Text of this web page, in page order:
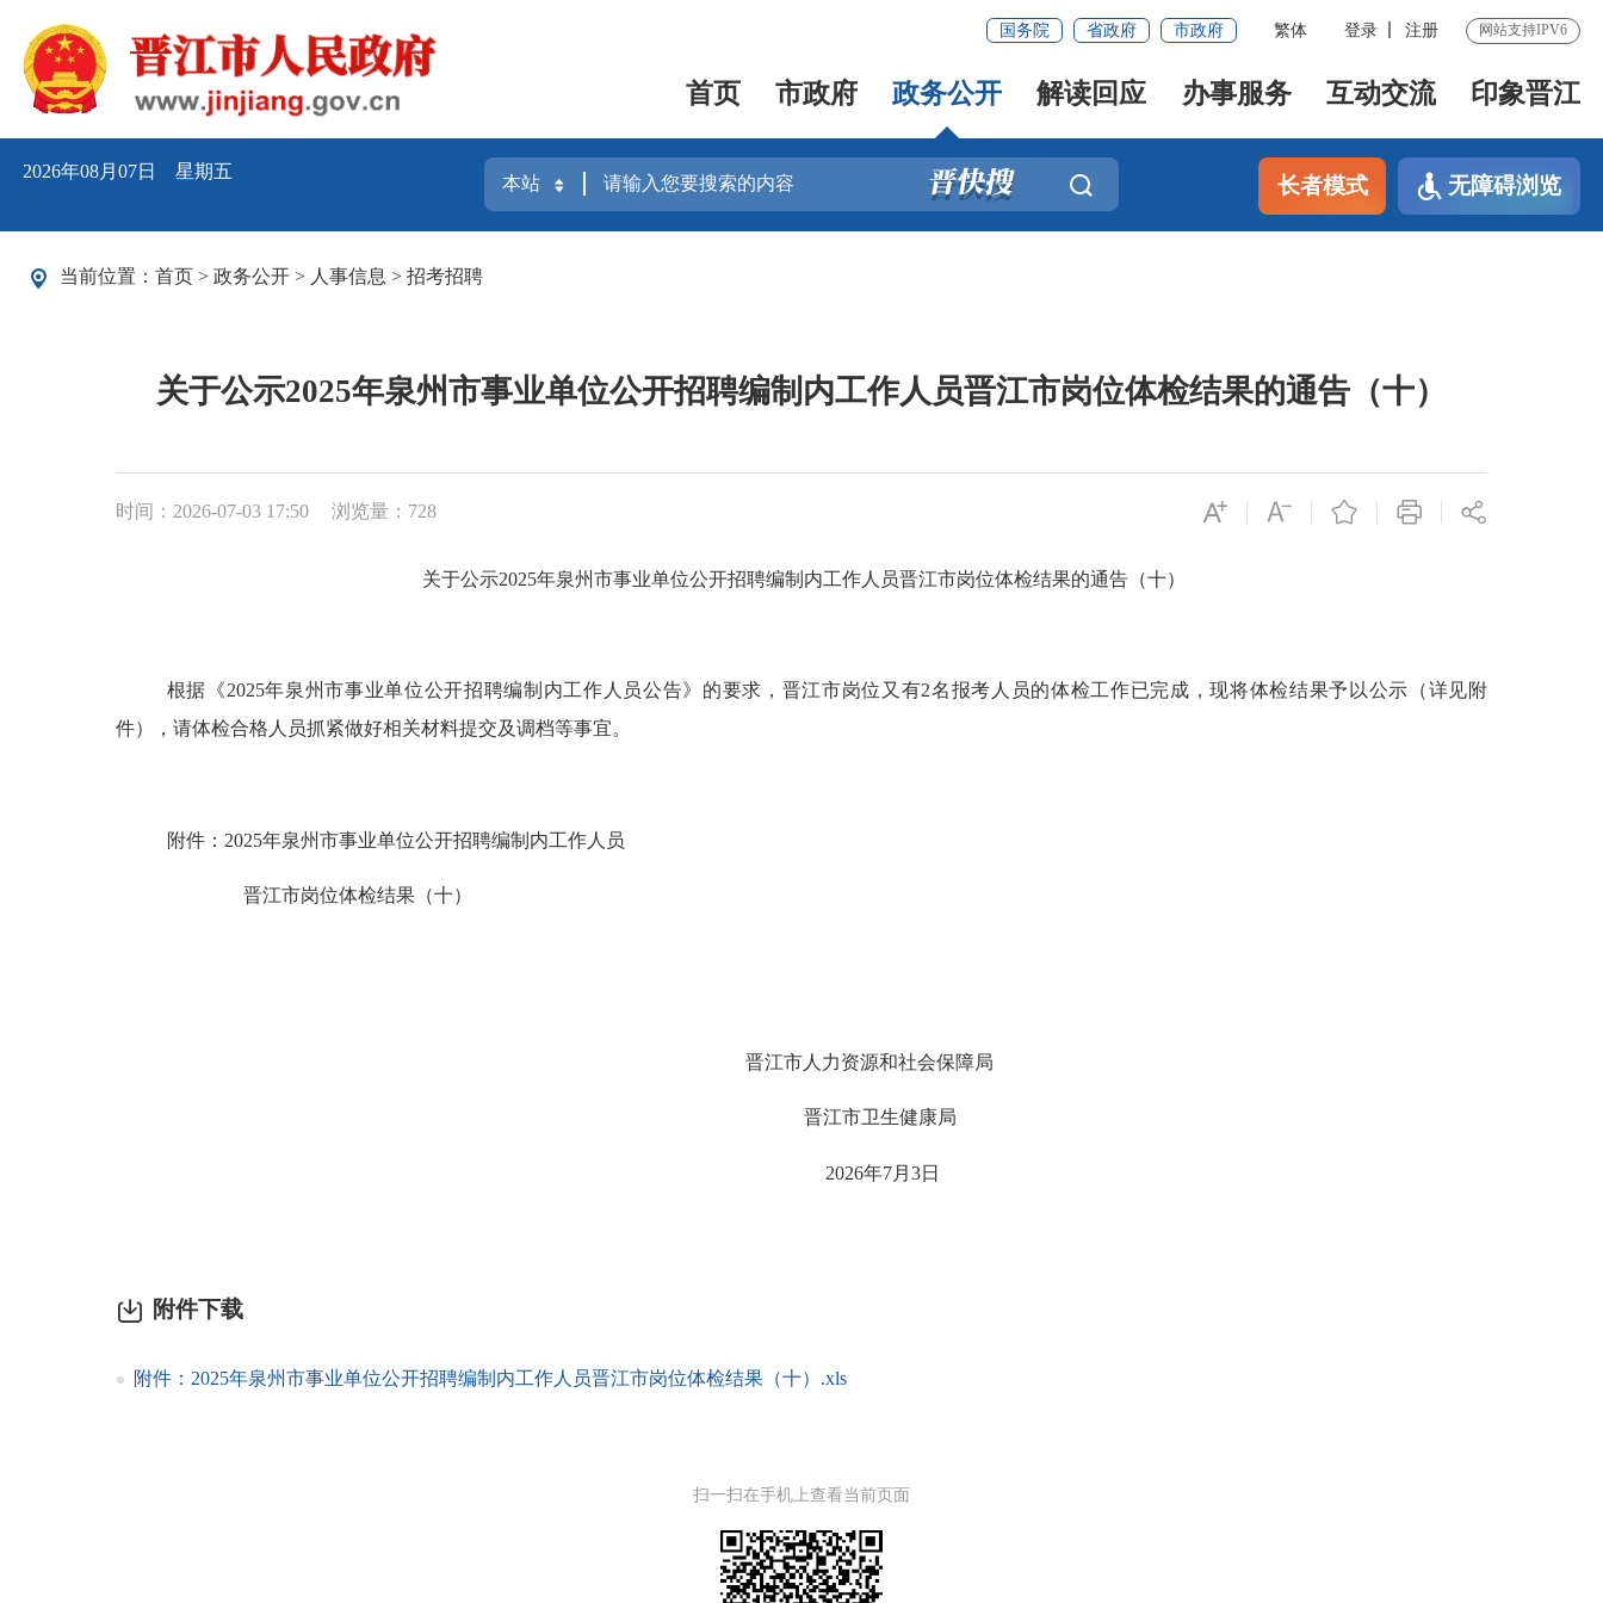
国务院 省政府 市政府 繁体 登录 注册 网站支持IPV6
首页 市政府 政务公开 解读回应 办事服务 互动交流 印象晋江
2026年08月07日 星期五
长者模式 无障碍浏览
当前位置： 首页 > 政务公开 > 人事信息 > 招考招聘
关于公示2025年泉州市事业单位公开招聘编制内工作人员晋江市岗位体检结果的通告（十）
时间：2026-07-03 17:50 浏览量： 728
关于公示2025年泉州市事业单位公开招聘编制内工作人员晋江市岗位体检结果的通告（十）
根据《2025年泉州市事业单位公开招聘编制内工作人员公告》的要求，晋江市岗位又有2名报考人员的体检工作已完成，现将体检结果予以公示（详见附
件），请体检合格人员抓紧做好相关材料提交及调档等事宜。
附件： 2025年泉州市事业单位公开招聘编制内工作人 员
晋江市岗位体检结果（十）
晋江市人力资源和社会保障局
晋江市卫生健康局
2026年7月3日
附件下载
附件：2025年泉州市事业单位公开招聘编制内工作人员晋江市岗位体检结果（十）.xls
扫一扫在手机上查看当前页面